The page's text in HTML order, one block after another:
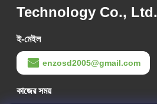
Technology Co., Ltd.
ই-মেইল
enzosd2005@gmail.com
কাজের সময়